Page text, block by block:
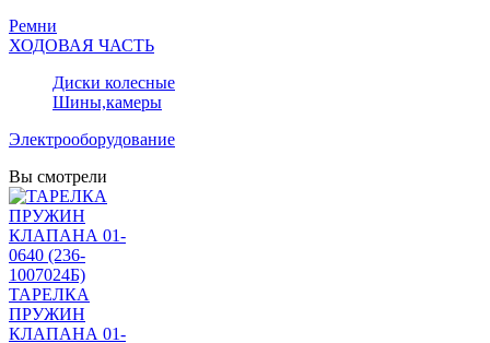
Ремни
ХОДОВАЯ ЧАСТЬ
Диски колесные
Шины,камеры
Электрооборудование
Вы смотрели
ТАРЕЛКА
ПРУЖИН
КЛАПАНА 01-